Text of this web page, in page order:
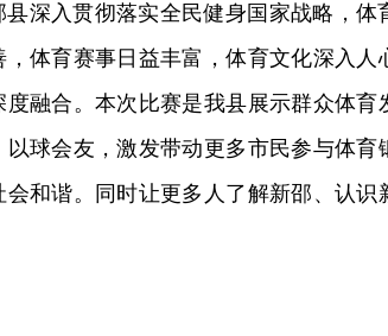
县深入贯彻落实全民健身国家战略，体
体育赛事日益丰富，体育文化深入人
融合。本次比赛是我县展示群众体育
球会友，激发带动更多市民参与体育
会和谐。同时让更多人了解新邵、认识